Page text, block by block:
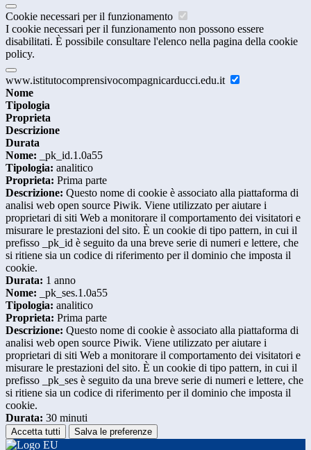
Cookie necessari per il funzionamento
I cookie necessari per il funzionamento non possono essere
disabilitati. È possibile consultare l'elenco nella pagina della cookie
policy.
www.istitutocomprensivocompagnicarducci.edu.it
Nome
Tipologia
Proprieta
Descrizione
Durata
Nome: _pk_id.1.0a55
Tipologia: analitico
Proprieta: Prima parte
Descrizione: Questo nome di cookie è associato alla piattaforma di
analisi web open source Piwik. Viene utilizzato per aiutare i
proprietari di siti Web a monitorare il comportamento dei visitatori e
misurare le prestazioni del sito. È un cookie di tipo pattern, in cui il
prefisso _pk_id è seguito da una breve serie di numeri e lettere, che
si ritiene sia un codice di riferimento per il dominio che imposta il
cookie.
Durata: 1 anno
Nome: _pk_ses.1.0a55
Tipologia: analitico
Proprieta: Prima parte
Descrizione: Questo nome di cookie è associato alla piattaforma di
analisi web open source Piwik. Viene utilizzato per aiutare i
proprietari di siti Web a monitorare il comportamento dei visitatori e
misurare le prestazioni del sito. È un cookie di tipo pattern, in cui il
prefisso _pk_ses è seguito da una breve serie di numeri e lettere, che
si ritiene sia un codice di riferimento per il dominio che imposta il
cookie.
Durata: 30 minuti
Accetta tutti Salva le preferenze